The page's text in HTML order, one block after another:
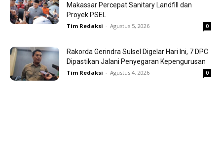
Makassar Percepat Sanitary Landfill dan
Proyek PSEL
Tim Redaksi - Agustus 5, 2026 0
Rakorda Gerindra Sulsel Digelar Hari Ini, 7 DPC
Dipastikan Jalani Penyegaran Kepengurusan
Tim Redaksi - Agustus 4, 2026 0